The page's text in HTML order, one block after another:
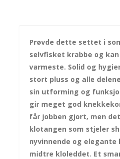
Prøvde dette settet i
selvfisket krabbe og
varmeste. Solid og
stort pluss og alle
sin utforming og
gir meget god
får jobben gjort, men
klotangen som stjeler
nyvinnende og elegante
midtre kloleddet. Et